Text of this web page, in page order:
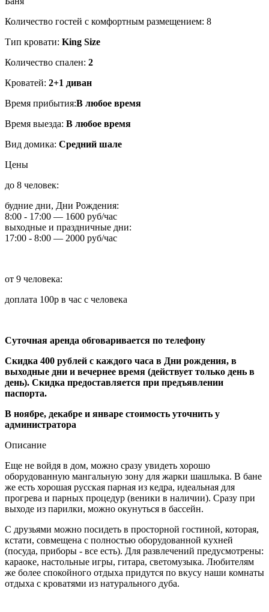
Количество гостей с комфортным размещением: 8
Тип кровати: King Size
Количество спален: 2
Кроватей: 2+1 диван
Время прибытия:В любое время
Время выезда: В любое время
Вид домика: Средний шале
Цены
до 8 человек:
будние дни, Дни Рождения:
8:00 - 17:00 — 1600 руб/час
выходные и праздничные дни:
17:00 - 8:00 — 2000 руб/час
от 9 человека:
доплата 100р в час с человека
Суточная аренда обговаривается по телефону
Скидка 400 рублей с каждого часа в Дни рождения, в
выходные дни и вечернее время (действует только день в
день). Скидка предоставляется при предъявлении
паспорта.
В ноябре, декабре и январе стоимость уточнить у
администратора
Описание
Еще не войдя в дом, можно сразу увидеть хорошо
оборудованную мангальную зону для жарки шашлыка. В бане
же есть хорошая русская парная из кедра, идеальная для
прогрева и парных процедур (веники в наличии). Сразу при
выходе из парилки, можно окунуться в бассейн.
С друзьями можно посидеть в просторной гостиной, которая,
кстати, совмещена с полностью оборудованной кухней
(посуда, приборы - все есть). Для развлечений предусмотрены:
караоке, настольные игры, гитара, светомузыка. Любителям
же более спокойного отдыха придутся по вкусу наши комнаты
отдыха с кроватями из натурального дуба.